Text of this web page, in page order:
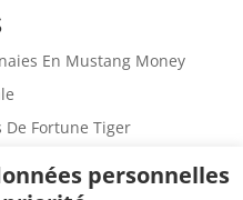
En Mustang Money
De Fortune Tiger
personnelles